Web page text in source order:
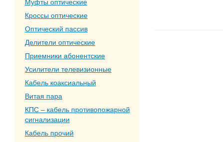
Муфты оптические
Кроссы оптические
Оптический пассив
Делители оптические
Приемники абонентские
Усилители телевизионные
Кабель коаксиальный
Витая пара
КПС – кабель противопожарной
сигнализации
Кабель прочий